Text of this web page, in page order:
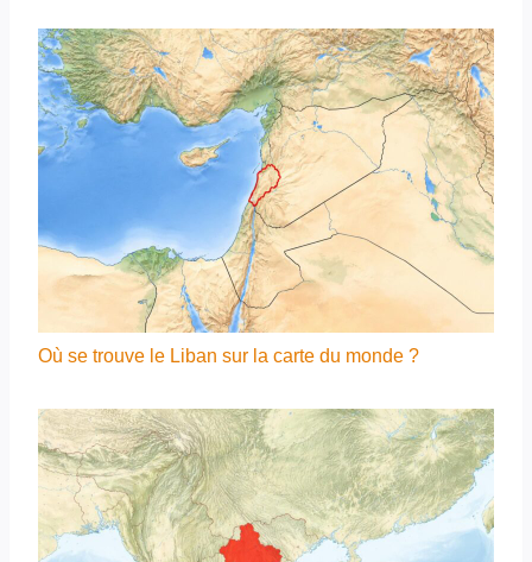
Où se trouve le Liban sur la carte du monde ?